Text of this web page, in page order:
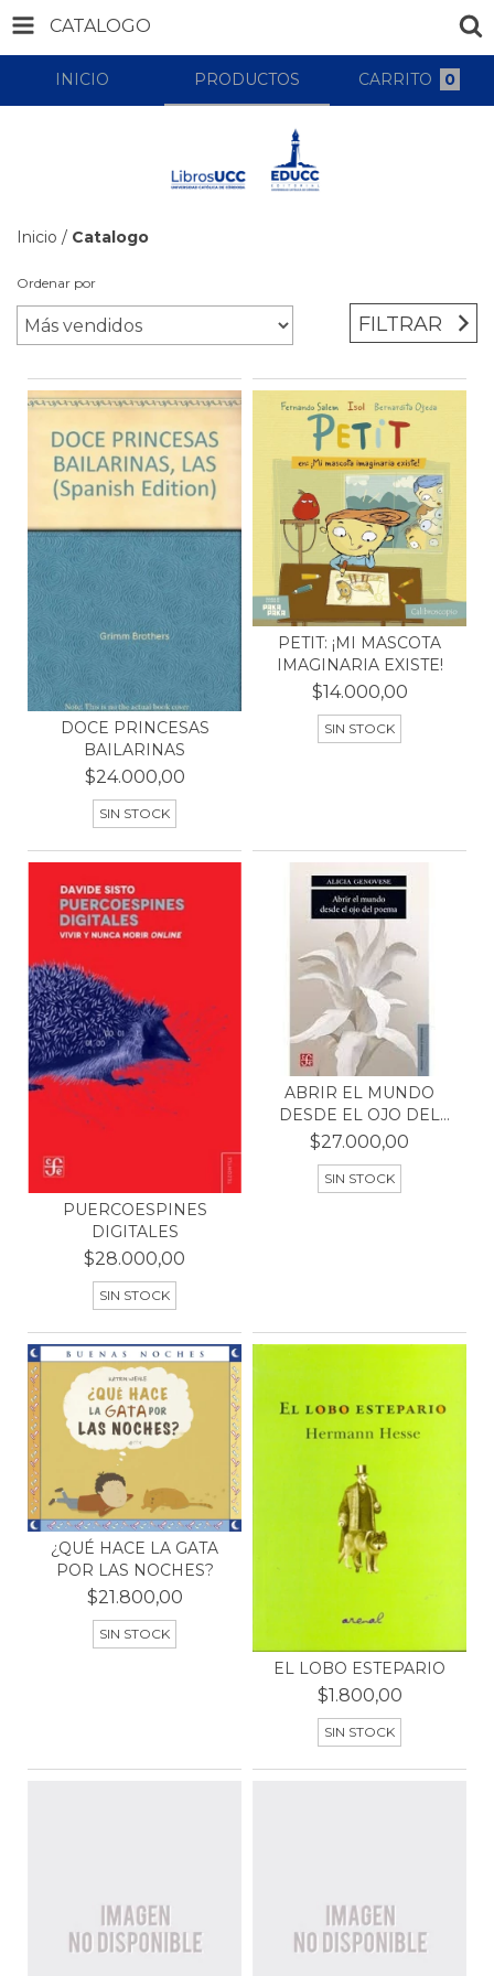
CATALOGO
INICIO PRODUCTOS CARRITO 0
Inicio / Catalogo
Ordenar por
FILTRAR
DOCE PRINCESAS
BAILARINAS
$24.000,00
SIN STOCK
PETIT: ¡MI MASCOTA
IMAGINARIA EXISTE!
$14.000,00
SIN STOCK
PUERCOESPINES
DIGITALES
$28.000,00
SIN STOCK
ABRIR EL MUNDO
DESDE EL OJO DEL
POEMA
$27.000,00
SIN STOCK
¿QUÉ HACE LA GATA
POR LAS NOCHES?
$21.800,00
SIN STOCK
EL LOBO ESTEPARIO
$1.800,00
SIN STOCK